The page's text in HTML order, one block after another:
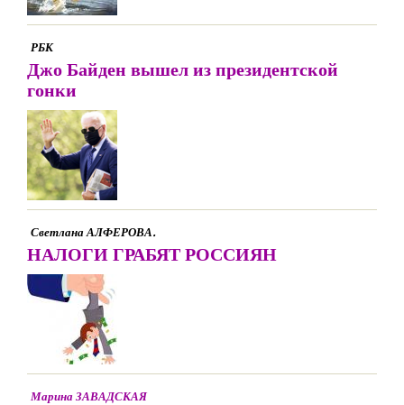
РБК
Джо Байден вышел из президентской
гонки
Светлана АЛФЕРОВА.
НАЛОГИ ГРАБЯТ РОССИЯН
Марина ЗАВАДСКАЯ